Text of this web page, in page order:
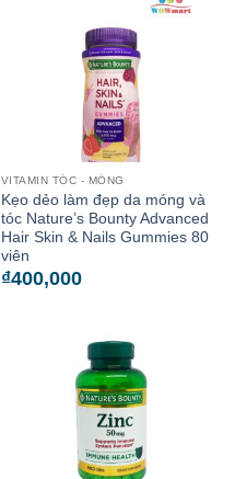
VITAMIN TÓC - MÓNG
Kẹo dẻo làm đẹp da móng và
tóc Nature’s Bounty Advanced
Hair Skin & Nails Gummies 80
viên
₫400,000